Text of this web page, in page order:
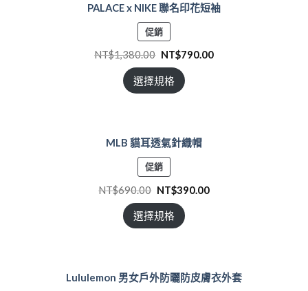
PALACE x NIKE 聯名印花短袖
促銷特
價
商
NT$1,380.00 NT$790.00
選擇規格
MLB 貓耳透氣針織帽
促銷特
價
商
NT$690.00 NT$390.00
選擇規格
Lululemon 男女戶外防曬防皮膚衣外套